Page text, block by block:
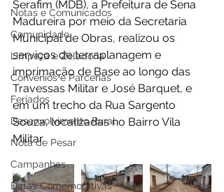
Notas e Comunicados
Comunidade
Limpeza e Zeladoria
Convênios e Parcerias
Feriados
Desenvolvimento Rural
Nota de Pesar
Campanhas
Datas Comemorativas
Serafim (MDB), a Prefeitura de Sena
Madureira por meio da Secretaria
Municipal de Obras, realizou os
serviços de terraplanagem e
imprimação de Base ao longo das
Travessas Militar e José Barquet, e
em um trecho da Rua Sargento
Souza, localizadas no Bairro Vila
Militar.